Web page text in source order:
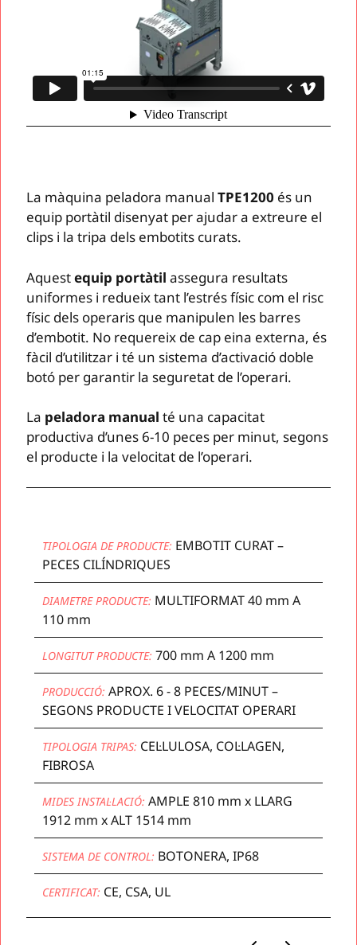
La màquina peladora manual TPE1200 és un
equip portàtil disenyat per ajudar a extreure el
clips i la tripa dels embotits curats.
Aquestequip portàtil assegura resultats
uniformes i redueix tant l’estrés físic com el risc
físic dels operaris que manipulen les barres
d’embotit. No requereix de cap eina externa, és
fàcil d’utilitzar i té un sistema d’activació doble
botó per garantir la seguretat de l’operari.
La peladora manual té una capacitat
productiva d’unes 6-10 peces per minut, segons
el producte i la velocitat de l’operari.
TIPOLOGIA DE PRODUCTE: EMBOTIT CURAT –
PECES CILÍNDRIQUES
DIAMETRE PRODUCTE: MULTIFORMAT 40 mm A
110 mm
LONGITUT PRODUCTE: 700 mm A 1200 mm
PRODUCCIÓ: APROX. 6 - 8 PECES/MINUT –
SEGONS PRODUCTE I VELOCITAT OPERARI
TIPOLOGIA TRIPAS: CEL·LULOSA, COL·LAGEN,
FIBROSA
MIDES INSTAL·LACIÓ: AMPLE 810 mm x LLARG
1912 mm x ALT 1514 mm
SISTEMA DE CONTROL: BOTONERA, IP68
CERTIFICAT: CE, CSA, UL